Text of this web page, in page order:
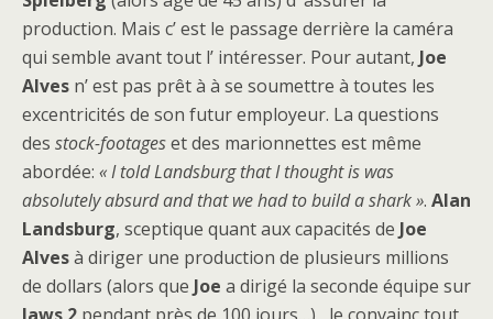
production. Mais c’ est le passage derrière la caméra
qui semble avant tout l’ intéresser. Pour autant, Joe
Alves n’ est pas prêt à à se soumettre à toutes les
excentricités de son futur employeur. La questions
des stock-footageset des marionnettes est même
abordée: « I told Landsburg that I thought is was
absolutely absurd and that we had to build a shark ». Alan
Landsburg, sceptique quant aux capacités de Joe
Alvesà diriger une production de plusieurs millions
de dollars (alors que Joe a dirigé la seconde équipe sur